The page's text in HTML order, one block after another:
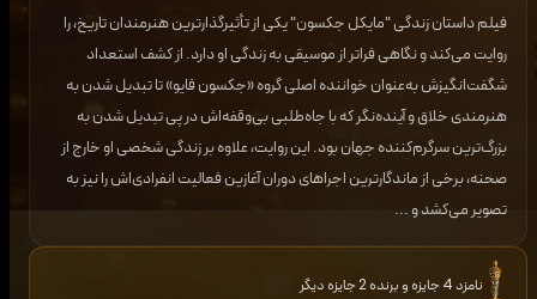
فیلم داستان زندگی "مایکل جکسون" یکی از تأثیرگذارترین هنرمندان تاریخ، را
روایت می‌کند و نگاهی فراتر از موسیقی به زندگی او دارد. از کشف استعداد
شگفت‌انگیزش به‌عنوان خواننده اصلی گروه «جکسون فایو» تا تبدیل شدن به
هنرمندی خلاق و آینده‌نگر که با جاه‌طلبی بی‌وقفه‌اش در پی تبدیل شدن به
بزرگ‌ترین سرگرم‌کننده جهان بود. این روایت، علاوه بر زندگی شخصی او خارج از
صحنه، برخی از ماندگارترین اجراهای دوران آغازین فعالیت انفرادی‌اش را نیز به
تصویر می‌کشد و ...
نامزد 4 جایزه و برنده 2 جایزه دیگر